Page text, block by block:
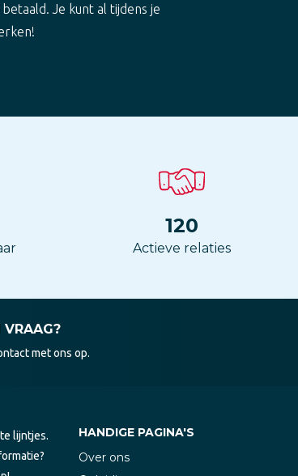
Je kunt al tijdens je
120
Actieve relaties
VRAAG?
met ons op.
lijntjes.
HANDIGE PAGINA'S
Over ons